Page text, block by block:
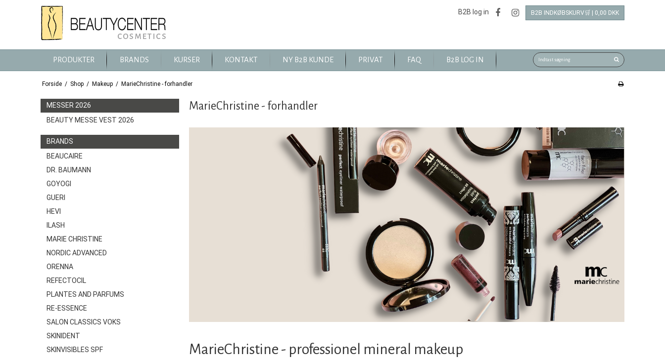
B2B log in B2B INDKØBSKURV🛒 | 0,00 DKK
PRODUKTER BRANDS KURSER KONTAKT NY B2B KUNDE PRIVAT FAQ B2B LOG IN
Forside / Shop / Makeup / MarieChristine - forhandler
MESSER 2026
BEAUTY MESSE VEST 2026
BRANDS
BEAUCAIRE
DR. BAUMANN
GOYOGI
GUERI
HEVI
ILASH
MARIE CHRISTINE
NORDIC ADVANCED
ORENNA
REFECTOCIL
PLANTES AND PARFUMS
RE-ESSENCE
SALON CLASSICS VOKS
SKINIDENT
SKINVISIBLES SPF
MarieChristine - forhandler
MarieChristine - professionel mineral makeup